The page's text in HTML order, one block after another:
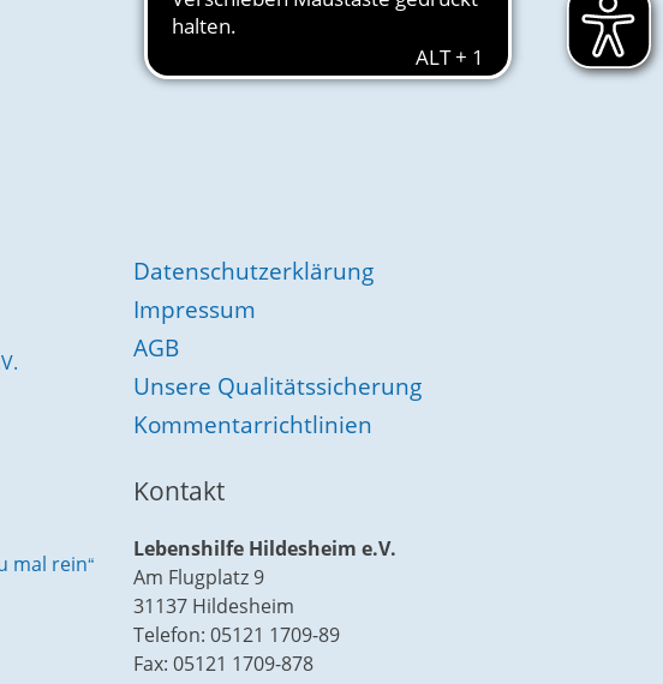
mal rein“
Datenschutzerklärung
Impressum
AGB
Unsere Qualitätssicherung
Kommentarrichtlinien
Kontakt
Lebenshilfe Hildesheim e.V.
Am Flugplatz 9
31137 Hildesheim
Telefon: 05121 1709-89
Fax: 05121 1709-878